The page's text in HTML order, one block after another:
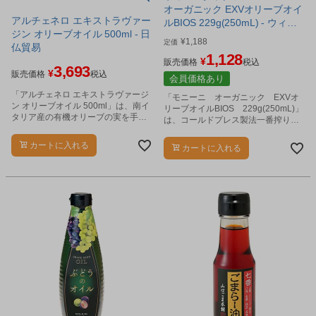
アルチェネロ エキストラヴァー
ジン オリーブオイル 500ml - 日
仏貿易
販売価格 ¥3,693税込
「アルチェネロ エキストラヴァージ
ン オリーブオイル 500ml」は、南イ
タリア産の有機オリーブの実を手摘
圧搾したバージンオリーブオイルで
す。
カートに入れる
オーガニック EXVオリーブオイ
ルBIOS 229g(250mL) - ウィズ
メタックフーズ
定価 ¥1,188
販売価格 ¥1,128税込
会員価格あり
「モニーニ オーガニック EXVオ
リーブオイルBIOS 229g(250mL)」
は、コールドプレス製法一番搾りの
カートに入れる